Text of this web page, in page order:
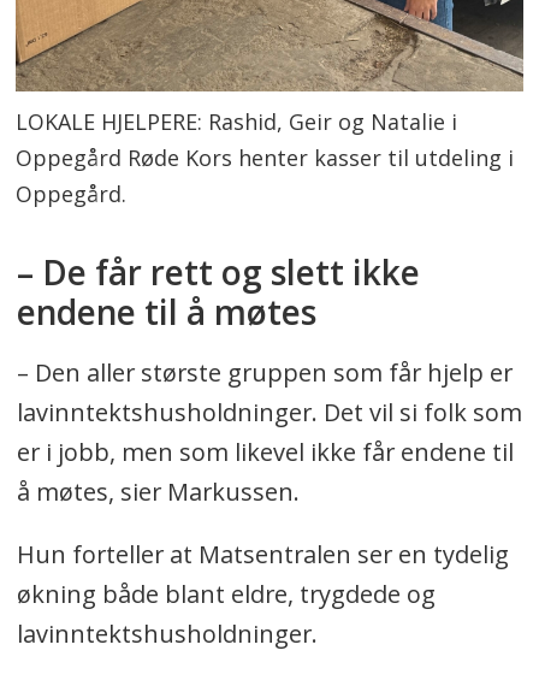
LOKALE HJELPERE: Rashid, Geir og Natalie i
Oppegård Røde Kors henter kasser til utdeling i
Oppegård.
– De får rett og slett ikke
endene til å møtes
– Den aller største gruppen som får hjelp er
lavinntektshusholdninger. Det vil si folk som
er i jobb, men som likevel ikke får endene til
å møtes, sier Markussen.
Hun forteller at Matsentralen ser en tydelig
økning både blant eldre, trygdede og
lavinntektshusholdninger.